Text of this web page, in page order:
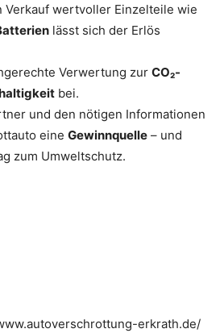
Verkauf wertvoller Einzelteile wie
lässt sich der Erlös
Verwertung zur CO₂-
bei.
und den nötigen Informationen
eine Gewinnquelle – und
zum Umweltschutz.
erkrath.de/